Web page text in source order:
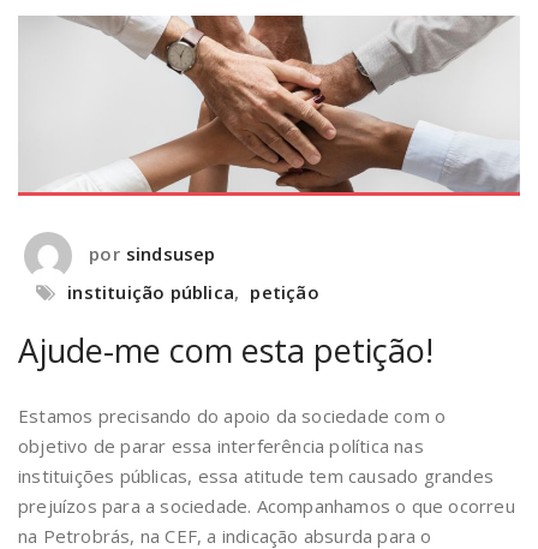
por sindsusep
instituição pública, petição
Ajude-me com esta petição!
Estamos precisando do apoio da sociedade com o
objetivo de parar essa interferência política nas
instituições públicas, essa atitude tem causado grandes
prejuízos para a sociedade. Acompanhamos o que ocorreu
na Petrobrás, na CEF, a indicação absurda para o